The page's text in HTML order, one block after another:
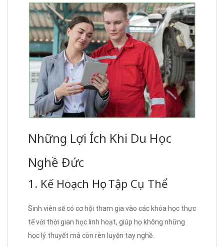
Những Lợi Ích Khi Du Học
Nghề Đức
1. Kế Hoạch Học Tập Cụ Thể
Sinh viên sẽ có cơ hội tham gia vào các khóa học thực
tế với thời gian học linh hoạt, giúp họ không những
học lý thuyết mà còn rèn luyện tay nghề.